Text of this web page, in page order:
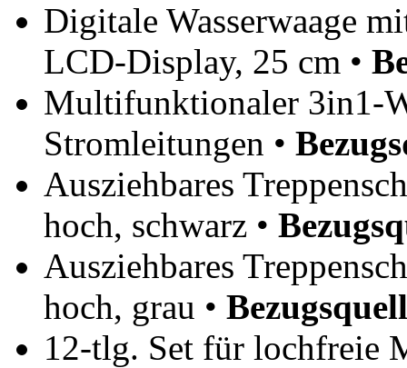
Digitale Wasserwaage
LCD-Display, 25 cm •
Multifunktionaler 3in1-
Stromleitungen •
Ausziehbares
hoch, schwarz •
Ausziehbares
hoch, grau •
12-tlg. Set für lochfreie